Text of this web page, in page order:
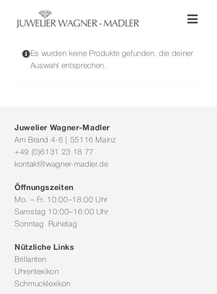
springen
Wellendorff
Service & Leistungen
Es wurden keine Produkte gefunden, die deiner
Auswahl entsprechen.
Juwelier Wagner-Madler
Am Brand 4-6 | 55116 Mainz
+49 (0)6131 23 18 77
kontakt@wagner-madler.de
Öffnungszeiten
Mo. – Fr. 10:00–18:00 Uhr
Samstag 10:00–16:00 Uhr
Sonntag Ruhetag
Nützliche Links
Brillanten
Uhrenlexikon
Schmucklexikon